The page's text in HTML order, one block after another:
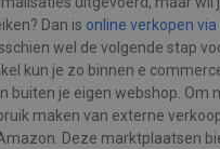
Dan is online verkopen
wel de volgende stap
kun je zo binnen e
buiten je eigen webshop. Om
maken van externe
Deze marktplaatsen